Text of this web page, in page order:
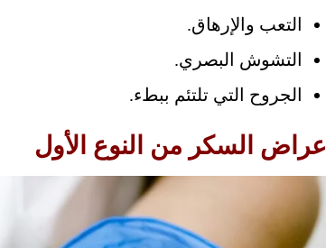
التعب والإرهاق.
التشوش البصري.
الجروح التي تلتئم ببطء.
أعراض السكر من النوع الأول